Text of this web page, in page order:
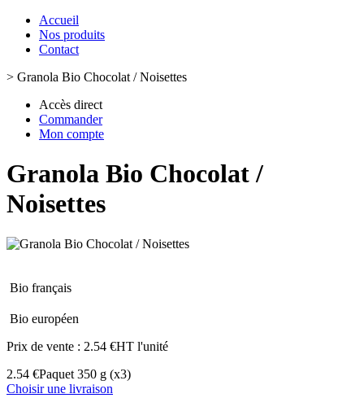
Accueil
Nos produits
Contact
> Granola Bio Chocolat / Noisettes
Accès direct
Commander
Mon compte
Granola Bio Chocolat /
Noisettes
Bio français
Bio européen
Prix de vente : 2.54 €HT l'unité
2.54 €Paquet 350 g (x3)
Choisir une livraison